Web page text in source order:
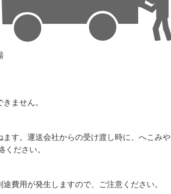
ません。
す。運送会社からの受け渡し時に、へこみや
ださい。
費用が発生しますので、ご注意ください。